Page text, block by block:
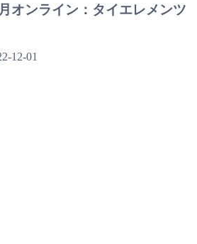
オンライン：タイエレメンツ
12-01